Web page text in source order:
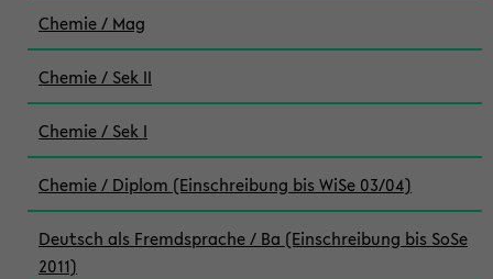
Chemie / Mag
Chemie / Sek II
Chemie / Sek I
Chemie / Diplom (Einschreibung bis WiSe 03/04)
Deutsch als Fremdsprache / Ba (Einschreibung bis SoSe
2011)